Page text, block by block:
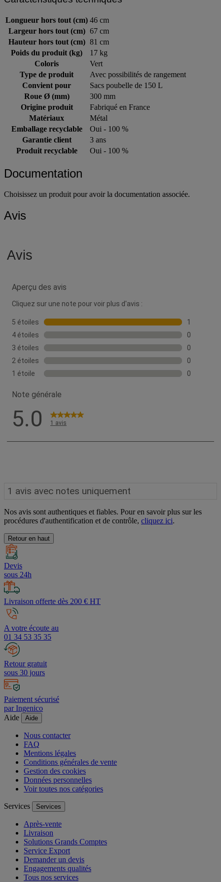
Longueur hors tout (cm) 46 cm
Largeur hors tout (cm) 67 cm
Hauteur hors tout (cm) 81 cm
Poids du produit (kg)
17 kg
Coloris
Vert
Type de produit
Avec possibilités de rangement
Convient pour
Sacs poubelle de 150 L
Roue Ø (mm)
300 mm
Origine produit
Fabriqué en France
Matériaux
Métal
Emballage recyclable
Oui - 100 %
Garantie client
3 ans
Produit recyclable
Oui - 100 %
Documentation
Choisissez un produit pour avoir la documentation associée.
Avis
Nos avis sont authentiques et fiables. Pour en savoir plus sur les
procédures d'authentification et de contrôle, cliquez ici.
Retour en haut
Devis
sous 24h
Livraison offerte dès 200 € HT
A votre écoute au
01 34 53 35 35
Retour gratuit
sous 30 jours
Paiement sécurisé
par Ingenico
Aide
Aide
Nous contacter
FAQ
Mentions légales
Conditions générales de vente
Gestion des cookies
Données personnelles
Voir toutes nos catégories
Services Services
Après-vente
Livraison
Solutions Grands Comptes
Service Export
Demander un devis
Engagements qualités
Tous nos services